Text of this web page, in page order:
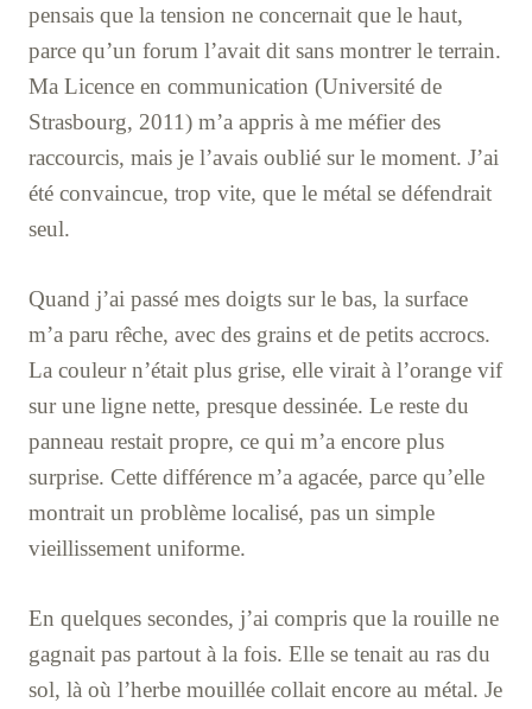
pensais que la tension ne concernait que le haut,
parce qu’un forum l’avait dit sans montrer le terrain.
Ma Licence en communication (Université de
Strasbourg, 2011) m’a appris à me méfier des
raccourcis, mais je l’avais oublié sur le moment. J’ai
été convaincue, trop vite, que le métal se défendrait
seul.
Quand j’ai passé mes doigts sur le bas, la surface
m’a paru rêche, avec des grains et de petits accrocs.
La couleur n’était plus grise, elle virait à l’orange vif
sur une ligne nette, presque dessinée. Le reste du
panneau restait propre, ce qui m’a encore plus
surprise. Cette différence m’a agacée, parce qu’elle
montrait un problème localisé, pas un simple
vieillissement uniforme.
En quelques secondes, j’ai compris que la rouille ne
gagnait pas partout à la fois. Elle se tenait au ras du
sol, là où l’herbe mouillée collait encore au métal. Je